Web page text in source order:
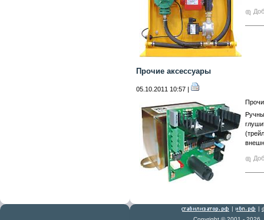
Прочие аксессуары
05.10.2011 10:57 |
| |